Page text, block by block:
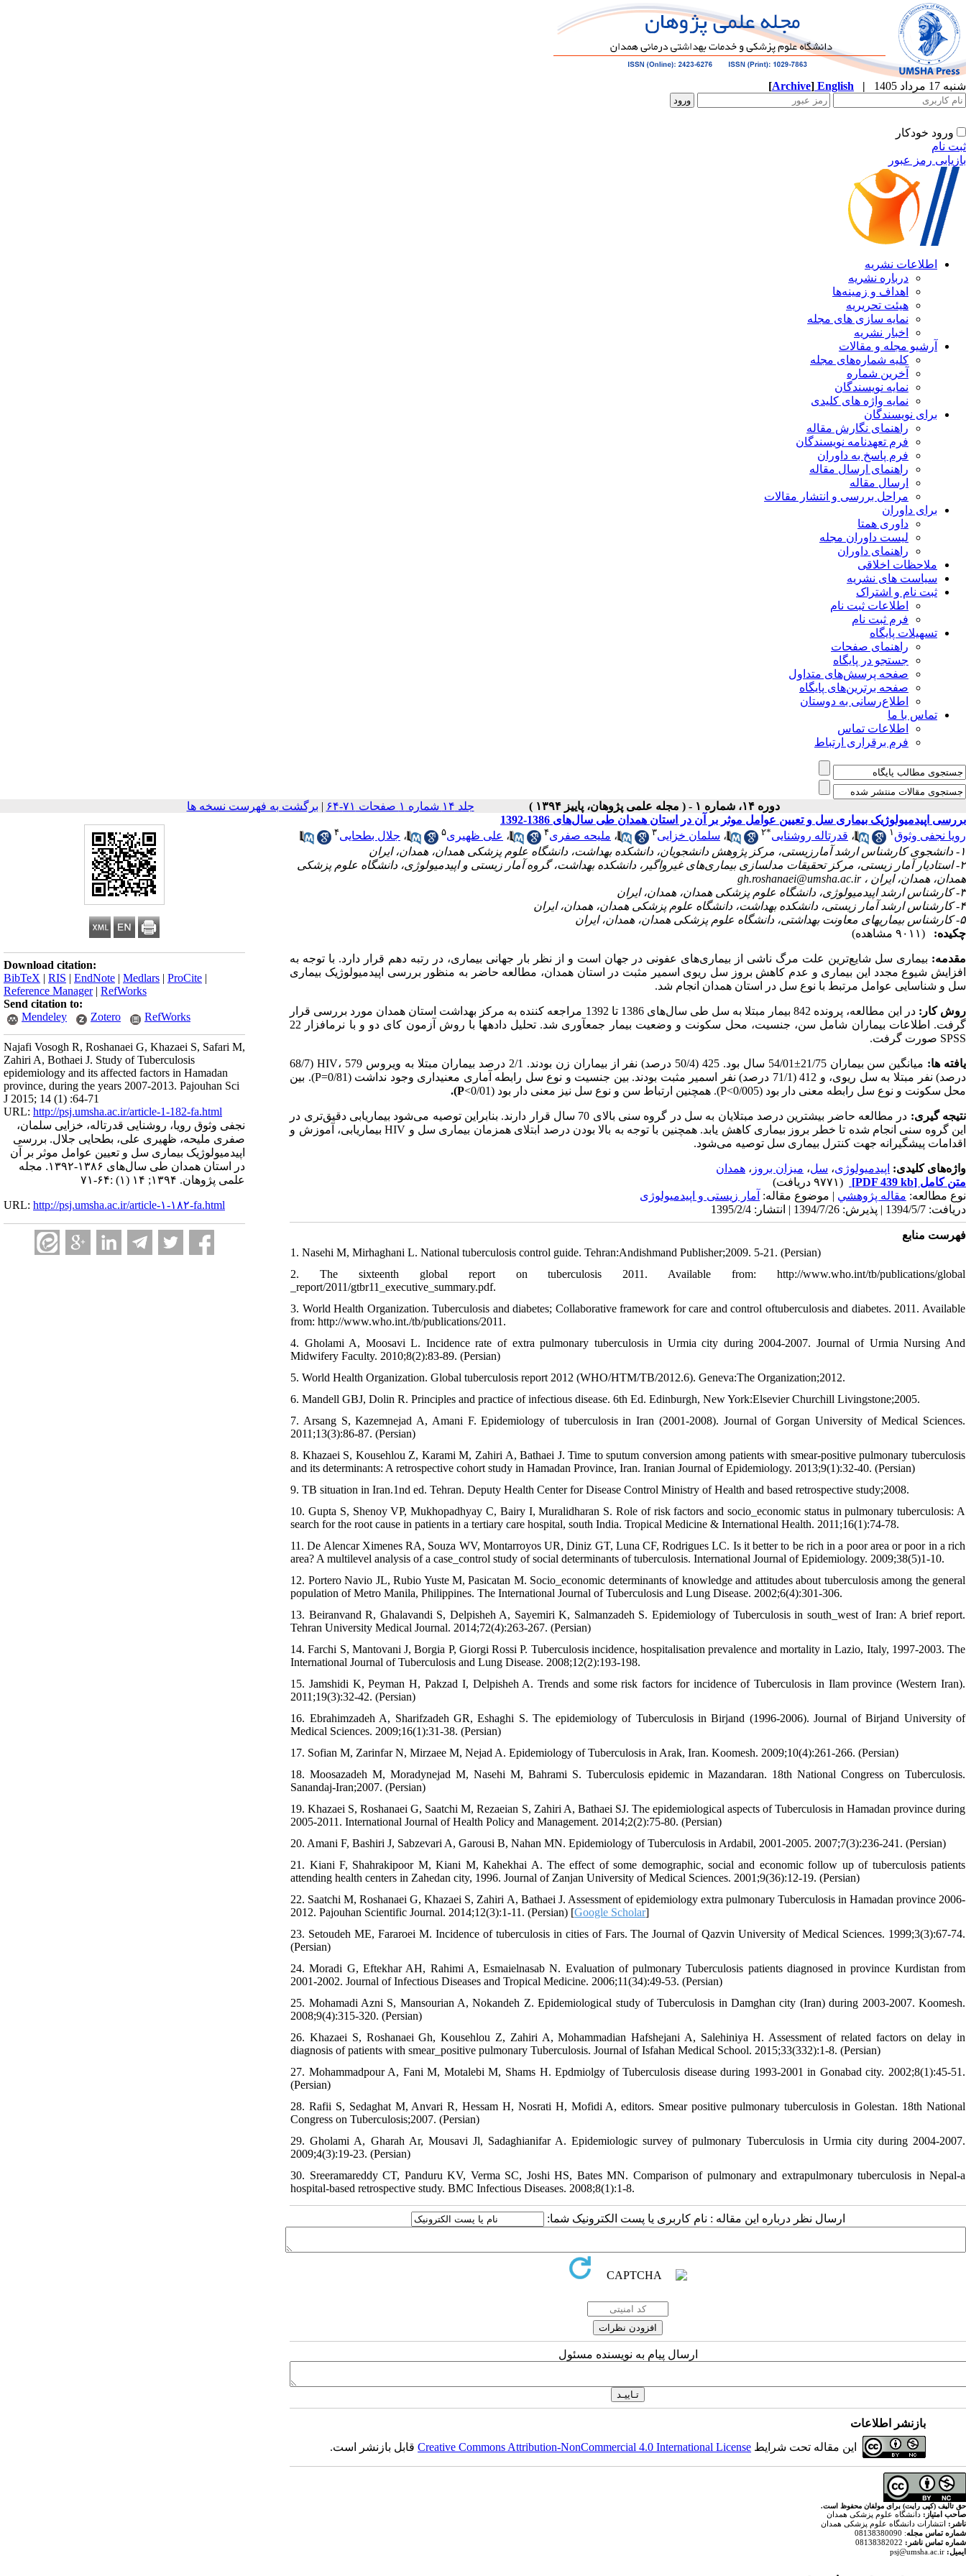
شنبه 17 مرداد 1405 |
English
[Archive]
ورود خودکار
ثبت نام
بازیابی رمز عبور
اطلاعات نشریه
درباره نشریه
اهداف و زمینه‌ها
هیئت تحریریه
نمایه سازی های مجله
اخبار نشریه
آرشیو مجله و مقالات
کلیه شماره‌های مجله
آخرین شماره
نمایه نویسندگان
نمایه واژه های کلیدی
برای نویسندگان
راهنمای نگارش مقاله
فرم تعهدنامه نویسندگان
فرم پاسخ به داوران
راهنمای ارسال مقاله
ارسال مقاله
مراحل بررسی و انتشار مقالات
برای داوران
داوری همتا
لیست داوران مجله
راهنمای داوران
ملاحظات اخلاقی
سیاست های نشریه
ثبت نام و اشتراک
اطلاعات ثبت نام
فرم ثبت نام
تسهیلات پایگاه
راهنمای صفحات
جستجو در پایگاه
صفحه پرسش‌های متداول
صفحه برترین‌های پایگاه
اطلاع‌رسانی به دوستان
تماس با ما
اطلاعات تماس
فرم برقراری ارتباط
دوره ۱۴، شماره ۱ - ( مجله علمی پژوهان، پاییز ۱۳۹۴ ) جلد ۱۴ شماره ۱ صفحات ۷۱-۶۴ | برگشت به فهرست نسخه ها
Download citation:
BibTeX | RIS | EndNote | Medlars | ProCite |
Reference Manager| RefWorks
Send citation to:
Mendeley
Zotero RefWorks
Najafi Vosogh R, Roshanaei G, Khazaei S, Safari M,
Zahiri A, Bothaei J. Study of Tuberculosis
epidemiology and its affected factors in Hamadan
province, during the years 2007-2013. Pajouhan Sci
J 2015; 14 (1) :64-71
URL: http://psj.umsha.ac.ir/article-1-182-fa.html
نجفی وثوق رویا، روشنایی قدرت‎اله، خزایی سلمان،
صفری ملیحه، ظهیری علی، بطحایی جلال. بررسی
اپیدمیولوژیک بیماری سل و تعیین عوامل موثر بر آن
در استان همدان طی سال‌های ۱۳۸۶-۱۳۹۲. مجله
علمی پژوهان. ۱۳۹۴; ۱۴ (۱) :۶۴-۷۱
URL: http://psj.umsha.ac.ir/article-۱-۱۸۲-fa.html
بررسی اپیدمیولوژیک بیماری سل و تعیین عوامل موثر بر آن در استان همدان طی سال‌های 1386-1392
رویا نجفی وثوق ۱ ، قدرت‎اله روشنایی *۲ ، سلمان خزایی۳ ، ملیحه صفری۴ ، علی ظهیری۵ ، جلال بطحایی۴
۱- دانشجوی کارشناس ارشد آمارزیستی، مرکز پژوهش دانشجویان، دانشکده بهداشت، دانشگاه علوم پزشکی همدان، همدان، ایران
۲- استادیار آمار زیستی، مرکز تحقیقات مدلسازی بیماری‌های غیرواگیر، دانشکده بهداشت، گروه آمار زیستی و اپیدمیولوژی، دانشگاه علوم پزشکی
همدان، همدان، ایران ،gh.roshanaei@umsha.ac.ir
۳- کارشناس ارشد اپیدمیولوژی، دانشگاه علوم پزشکی همدان، همدان، ایران
۴- کارشناس ارشد آمار زیستی، دانشکده بهداشت، دانشگاه علوم پزشکی همدان، همدان، ایران
۵- کارشناس بیماری‏های معاونت بهداشتی، دانشگاه علوم پزشکی همدان، همدان، ایران
چکیده:
(۹۰۱۱ مشاهده)
مقدمه: بیماری سل شایع‌ترین علت مرگ ناشی از بیماری‌های عفونی در جهان است و از نظر بار جهانی بیماری، در رتبه دهم قرار دارد. با توجه به
افزایش شیوع مجدد این بیماری و عدم کاهش بروز سل ریوی اسمیر مثبت در استان همدان، مطالعه حاضر به منظور بررسی اپیدمیولوژیک بیماری
سل و شناسایی عوامل مرتبط با نوع سل در استان همدان انجام شد.
روش کار:
در این مطالعه، پرونده 842 بیمار مبتلا به سل طی سال‌های 1386 تا 1392 مراجعه کننده به مرکز بهداشت استان همدان مورد بررسی قرار
گرفت. اطلاعات بیماران شامل سن، جنسیت، محل سکونت و وضعیت بیمار جمع‎آوری شد. تحلیل داده‎ها با روش آزمون کای دو و با نرم‎افزار 22
SPSS صورت گرفت.
یافته ها:
میانگین سن بیماران 21/75±54/01 سال بود. 425 (50/4 درصد) نفر از بیماران زن بودند. 2/1 درصد بیماران مبتلا به ویروس HIV، 579 (68/7
درصد) نفر مبتلا به سل ریوی، و 412 (71/1 درصد) نفر اسمیر مثبت بودند. بین جنسیت و نوع سل رابطه آماری معنی‎داری وجود نداشت (0/81=P). بین
محل سکونت و نوع سل رابطه معنی دار بود (0/005>P). همچنین ارتباط سن و نوع سل نیز معنی دار بود (0/01>
P).
نتیجه گیری:
در مطالعه حاضر بیشترین درصد مبتلایان به سل در گروه سنی بالای 70 سال قرار دارند. بنابراین توصیه می‌شود بیماریابی دقیق‌تری در
این گروه سنی انجام شده تا خطر بروز بیماری کاهش یابد. همچنین با توجه به بالا بودن درصد ابتلای همزمان بیماری سل و HIV بیماریابی، آموزش و
اقدامات پیشگیرانه جهت کنترل بیماری سل توصیه می‌شود.
واژه‌های کلیدی: اپیدمیولوژی، سل، میزان بروز ، همدان
متن کامل [PDF 439 kb]
(۹۷۷۱ دریافت)
نوع مطالعه: مقاله پژوهشي | موضوع مقاله: آمار زیستی و اپیدمیولوژی
دریافت: 1394/5/7 | پذیرش: 1394/7/26 | انتشار: 1395/2/4
فهرست منابع
1. Nasehi M, Mirhaghani L. National tuberculosis control guide. Tehran:Andishmand Publisher;2009. 5-21. (Persian)
2. The sixteenth global report on tuberculosis 2011. Available from: http://www.who.int/tb/publications/global
_report/2011/gtbr11_executive_summary.pdf.
3. World Health Organization. Tuberculosis and diabetes; Collaborative framework for care and control oftuberculosis and diabetes. 2011. Available
from: http://www.who.int./tb/publications/2011.
4. Gholami A, Moosavi L. Incidence rate of extra pulmonary tuberculosis in Urmia city during 2004-2007. Journal of Urmia Nursing And
Midwifery Faculty. 2010;8(2):83-89. (Persian)
5. World Health Organization. Global tuberculosis report 2012 (WHO/HTM/TB/2012.6). Geneva:The Organization;2012.
6. Mandell GBJ, Dolin R. Principles and practice of infectious disease. 6th Ed. Edinburgh, New York:Elsevier Churchill Livingstone;2005.
7. Arsang S, Kazemnejad A, Amani F. Epidemiology of tuberculosis in Iran (2001-2008). Journal of Gorgan University of Medical Sciences.
2011;13(3):86-87. (Persian)
8. Khazaei S, Kousehlou Z, Karami M, Zahiri A, Bathaei J. Time to sputum conversion among patients with smear-positive pulmonary tuberculosis
and its determinants: A retrospective cohort study in Hamadan Province, Iran. Iranian Journal of Epidemiology. 2013;9(1):32-40. (Persian)
9. TB situation in Iran.1nd ed. Tehran. Deputy Health Center for Disease Control Ministry of Health and based retrospective study;2008.
10. Gupta S, Shenoy VP, Mukhopadhyay C, Bairy I, Muralidharan S. Role of risk factors and socio_economic status in pulmonary tuberculosis: A
search for the root cause in patients in a tertiary care hospital, south India. Tropical Medicine & International Health. 2011;16(1):74-78.
11. De Alencar Ximenes RA, Souza WV, Montarroyos UR, Diniz GT, Luna CF, Rodrigues LC. Is it better to be rich in a poor area or poor in a rich
area? A multilevel analysis of a case_control study of social determinants of tuberculosis. International Journal of Epidemiology. 2009;38(5)1-10.
12. Portero Navio JL, Rubio Yuste M, Pasicatan M. Socio_economic determinants of knowledge and attitudes about tuberculosis among the general
population of Metro Manila, Philippines. The International Journal of Tuberculosis and Lung Disease. 2002;6(4):301-306.
13. Beiranvand R, Ghalavandi S, Delpisheh A, Sayemiri K, Salmanzadeh S. Epidemiology of Tuberculosis in south_west of Iran: A brief report.
Tehran University Medical Journal. 2014;72(4):263-267. (Persian)
14. Farchi S, Mantovani J, Borgia P, Giorgi Rossi P. Tuberculosis incidence, hospitalisation prevalence and mortality in Lazio, Italy, 1997-2003. The
International Journal of Tuberculosis and Lung Disease. 2008;12(2):193-198.
15. Jamshidi K, Peyman H, Pakzad I, Delpisheh A. Trends and some risk factors for incidence of Tuberculosis in Ilam province (Western Iran).
2011;19(3):32-42. (Persian)
16. Ebrahimzadeh A, Sharifzadeh GR, Eshaghi S. The epidemiology of Tuberculosis in Birjand (1996-2006). Journal of Birjand University of
Medical Sciences. 2009;16(1):31-38. (Persian)
17. Sofian M, Zarinfar N, Mirzaee M, Nejad A. Epidemiology of Tuberculosis in Arak, Iran. Koomesh. 2009;10(4):261-266. (Persian)
18. Moosazadeh M, Moradynejad M, Nasehi M, Bahrami S. Tuberculosis epidemic in Mazandaran. 18th National Congress on Tuberculosis.
Sanandaj-Iran;2007. (Persian)
19. Khazaei S, Roshanaei G, Saatchi M, Rezaeian S, Zahiri A, Bathaei SJ. The epidemiological aspects of Tuberculosis in Hamadan province during
2005-2011. International Journal of Health Policy and Management. 2014;2(2):75-80. (Persian)
20. Amani F, Bashiri J, Sabzevari A, Garousi B, Nahan MN. Epidemiology of Tuberculosis in Ardabil, 2001-2005. 2007;7(3):236-241. (Persian)
21. Kiani F, Shahrakipoor M, Kiani M, Kahekhai A. The effect of some demographic, social and economic follow up of tuberculosis patients
attending health centers in Zahedan city, 1996. Journal of Zanjan University of Medical Sciences. 2001;9(36):12-19. (Persian)
22. Saatchi M, Roshanaei G, Khazaei S, Zahiri A, Bathaei J. Assessment of epidemiology extra pulmonary Tuberculosis in Hamadan province 2006-
2012. Pajouhan Scientific Journal. 2014;12(3):1-11. (Persian) [Google Scholar]
23. Setoudeh ME, Fararoei M. Incidence of tuberculosis in cities of Fars. The Journal of Qazvin University of Medical Sciences. 1999;3(3):67-74.
(Persian)
24. Moradi G, Eftekhar AH, Rahimi A, Esmaielnasab N. Evaluation of pulmonary Tuberculosis patients diagnosed in province Kurdistan from
2001-2002. Journal of Infectious Diseases and Tropical Medicine. 2006;11(34):49-53. (Persian)
25. Mohamadi Azni S, Mansourian A, Nokandeh Z. Epidemiological study of Tuberculosis in Damghan city (Iran) during 2003-2007. Koomesh.
2008;9(4):315-320. (Persian)
26. Khazaei S, Roshanaei Gh, Kousehlou Z, Zahiri A, Mohammadian Hafshejani A, Salehiniya H. Assessment of related factors on delay in
diagnosis of patients with smear_positive pulmonary Tuberculosis. Journal of Isfahan Medical School. 2015;33(332):1-8. (Persian)
27. Mohammadpour A, Fani M, Motalebi M, Shams H. Epdmiolgy of Tuberculosis disease during 1993-2001 in Gonabad city. 2002;8(1):45-51.
(Persian)
28. Rafii S, Sedaghat M, Anvari R, Hessam H, Nosrati H, Mofidi A, editors. Smear positive pulmonary tuberculosis in Golestan. 18th National
Congress on Tuberculosis;2007. (Persian)
29. Gholami A, Gharah Ar, Mousavi Jl, Sadaghianifar A. Epidemiologic survey of pulmonary Tuberculosis in Urmia city during 2004-2007.
2009;4(3):19-23. (Persian)
30. Sreeramareddy CT, Panduru KV, Verma SC, Joshi HS, Bates MN. Comparison of pulmonary and extrapulmonary tuberculosis in Nepal-a
hospital-based retrospective study. BMC Infectious Diseases. 2008;8(1):1-8.
ارسال نظر درباره این مقاله : نام کاربری یا پست الکترونیک شما:
ارسال پیام به نویسنده مسئول
بازنشر اطلاعات
این مقاله تحت شرایط Creative Commons Attribution-NonCommercial 4.0 International Licenseقابل بازنشر است.
حق تالیف (کپی رایت) برای مولفان محفوظ است.
صاحب امتیاز: دانشگاه علوم پزشکی همدان
ناشر: انتشارات دانشگاه علوم پزشکی همدان
شماره تماس مجله: 08138380090
شماره تماس ناشر:
ایمیل: